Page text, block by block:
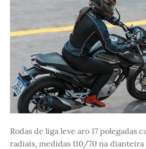
Rodas de liga leve aro 17 polegadas
radiais, medidas 110/70 na dianteira